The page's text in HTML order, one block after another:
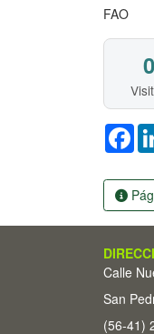
FAO
0
Calle
San
(56-41)